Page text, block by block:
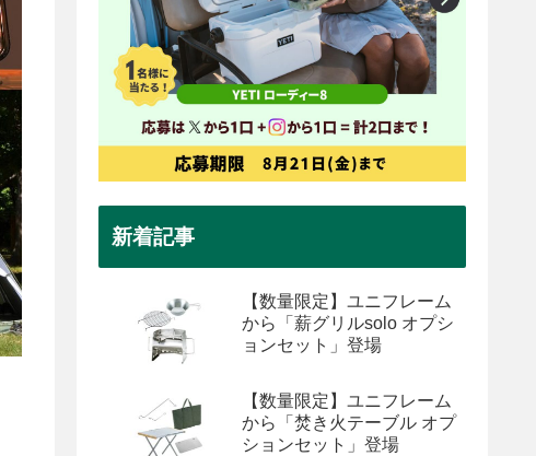
新着記事
【数量限定】ユニフレーム
から「薪グリルsolo オプシ
ョンセット」登場
【数量限定】ユニフレーム
から「焚き火テーブル オプ
ションセット」登場